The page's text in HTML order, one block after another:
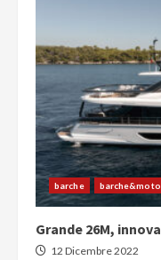
barche
Grande 26M,
12 Dicembre 2022